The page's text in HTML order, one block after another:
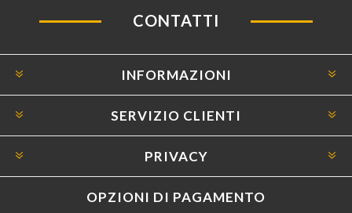
CONTATTI
INFORMAZIONI
SERVIZIO CLIENTI
PRIVACY
OPZIONI DI PAGAMENTO